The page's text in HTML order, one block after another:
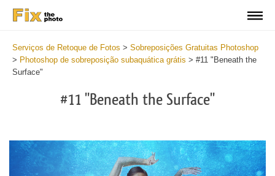
Serviços de Retoque de Fotos > Sobreposições Gratuitas Photoshop
> Photoshop de sobreposição subaquática grátis > #11 "Beneath the
Surface"
#11 "Beneath the Surface"